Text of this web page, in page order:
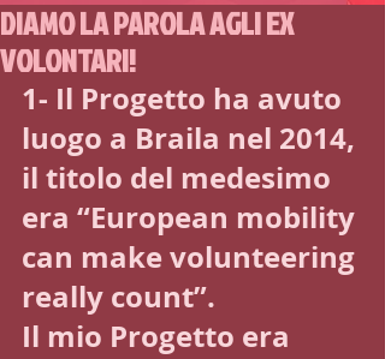
DIAMO LA PAROLA AGLI EX
VOLONTARI!
1- Il Progetto ha avuto
luogo a Braila nel 2014,
il titolo del medesimo
era “European mobility
can make volunteering
really count”.
Il mio Progetto era